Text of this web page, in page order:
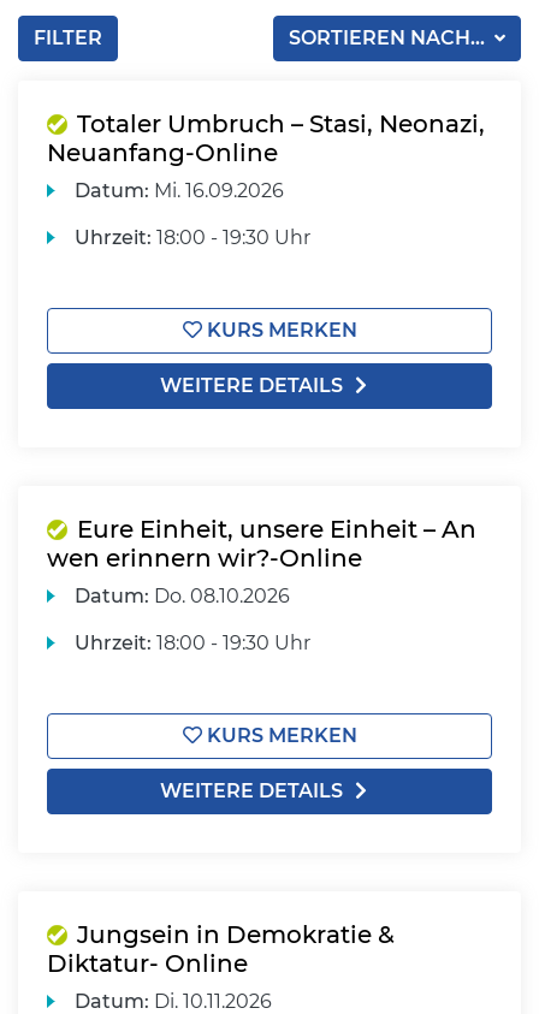
SORTIEREN NACH...
FILTER
Totaler Umbruch – Stasi, Neonazi,
Neuanfang-Online
Datum: Mi. 16.09.2026
Uhrzeit: 18:00 - 19:30 Uhr
KURS MERKEN
WEITERE DETAILS
Eure Einheit, unsere Einheit – An
wen erinnern wir?-Online
Datum: Do. 08.10.2026
Uhrzeit: 18:00 - 19:30 Uhr
KURS MERKEN
WEITERE DETAILS
Jungsein in Demokratie &
Diktatur- Online
Datum: Di. 10.11.2026